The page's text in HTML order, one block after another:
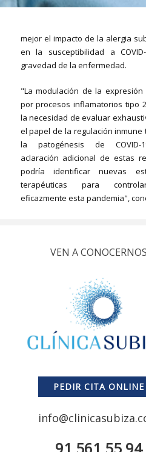
mejor el impacto de la alergia
en la susceptibilidad a
gravedad de la enfermedad.
"La modulación de la expresión
por procesos inflamatorios tipo
la necesidad de evaluar
el papel de la regulación inmune
la patogénesis de COVID-
aclaración adicional de estas
podría identificar nuevas
terapéuticas para
eficazmente esta pandemia",
VEN A
PEDIR CITA ONLINE